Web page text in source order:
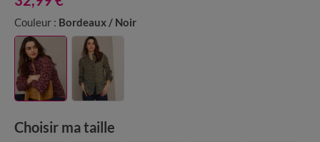
Couleur : Bordeaux / Noir
Choisir ma taille